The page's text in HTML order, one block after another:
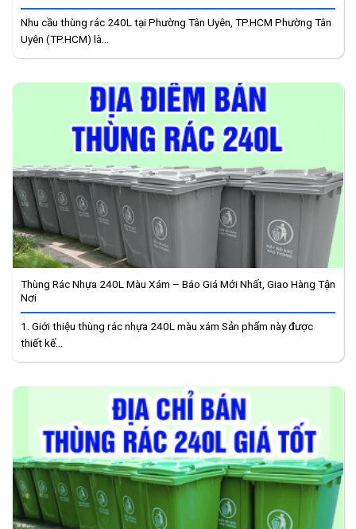
Nhu cầu thùng rác 240L tại Phường Tân Uyên, TP.HCM Phường Tân
Uyên (TP.HCM) là...
Thùng Rác Nhựa 240L Màu Xám – Báo Giá Mới Nhất, Giao Hàng Tận
Nơi
1. Giới thiệu thùng rác nhựa 240L màu xám Sản phẩm này được
thiết kế...